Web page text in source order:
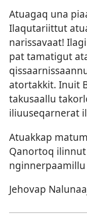
Atuagaq una
Ilaqutariit­tut
naris­savaat!
pat tamatigut
ator­tak­kit. Inuit
takusaal­lu
iliuuseqar­nerat
Atuak­kap
Qanor­toq
ngin­ner­paamil­lu
Jehovap